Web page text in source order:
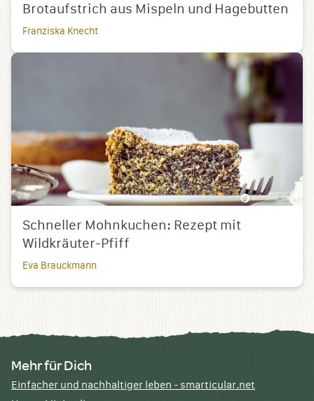
Brotaufstrich aus Mispeln und Hagebutten
Franziska Knecht
Schneller Mohnkuchen: Rezept mit
Wildkräuter-Pfiff
Eva Brauckmann
Mehr für Dich
Einfacher und nachhaltiger leben - smarticular.net